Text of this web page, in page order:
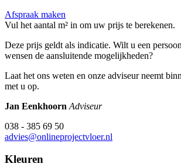
Afspraak maken
Vul het aantal m² in om uw prijs te berekenen.
Deze prijs geldt als indicatie. Wilt u een
wensen de aansluitende mogelijkheden?
Laat het ons weten en onze adviseur neemt
met u op.
Jan Eenkhoorn Adviseur
038 - 385 69 50
advies@onlineprojectvloer.nl
Kleuren